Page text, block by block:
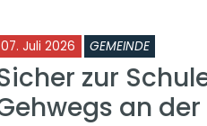
07. Juli 2026 GEMEINDE
zur
an